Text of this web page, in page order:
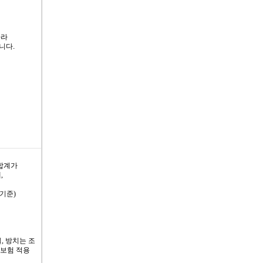
다.
계가
준)
방치는 조
험 적용